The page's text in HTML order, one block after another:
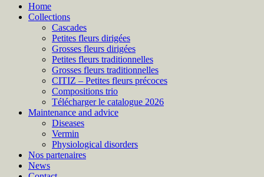
Home
Collections
Cascades
Petites fleurs dirigées
Grosses fleurs dirigées
Petites fleurs traditionnelles
Grosses fleurs traditionnelles
CITIZ – Petites fleurs précoces
Compositions trio
Télécharger le catalogue 2026
Maintenance and advice
Diseases
Vermin
Physiological disorders
Nos partenaires
News